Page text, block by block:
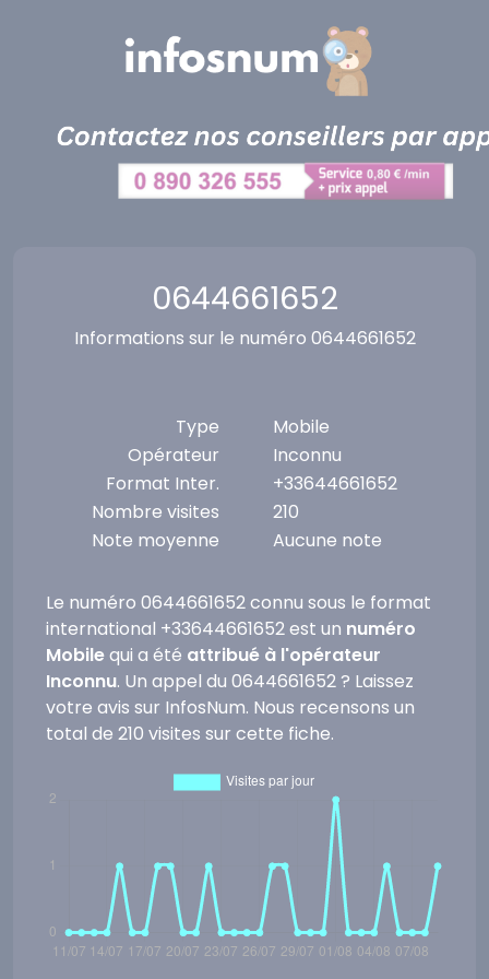
0644661652
Informations sur le numéro 0644661652
Type
Mobile
Opérateur
Inconnu
Format Inter.
+33644661652
Nombre visites
210
Note moyenne
Aucune note
Le numéro 0644661652 connu sous le format
international +33644661652 est un numéro
Mobilequi a été attribué à l'opérateur
Inconnu. Un appel du 0644661652 ? Laissez
votre avis sur InfosNum. Nous recensons un
total de 210 visites sur cette fiche.